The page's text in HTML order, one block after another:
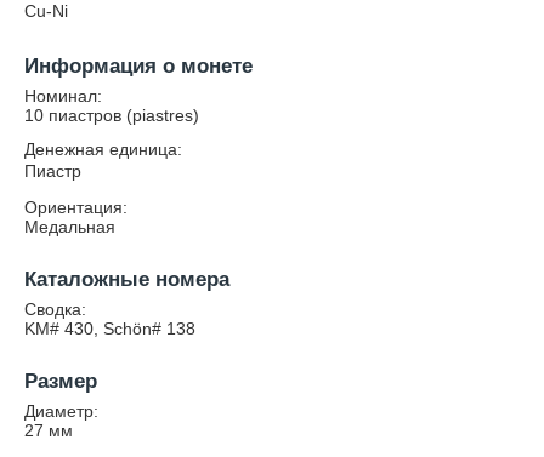
Cu-Ni
Информация о монете
Номинал:
10 пиастров (piastres)
Денежная единица:
Пиастр
Ориентация:
Медальная
Каталожные номера
Сводка:
KM# 430, Schön# 138
Размер
Диаметр:
27 мм